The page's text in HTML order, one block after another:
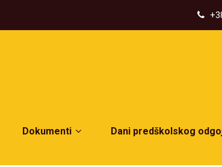
Dokumenti Dani predškolskog